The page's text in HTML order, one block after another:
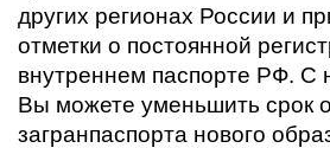
других регионах России и
отметки о постоянной
внутреннем паспорте РФ.
Вы можете уменьшить срок
загранпаспорта нового